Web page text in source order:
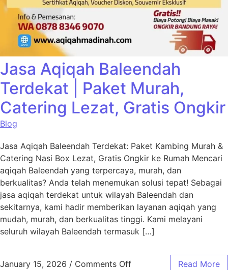
Jasa Aqiqah Baleendah
Terdekat | Paket Murah,
Catering Lezat, Gratis Ongkir
Blog
Jasa Aqiqah Baleendah Terdekat: Paket Kambing Murah &
Catering Nasi Box Lezat, Gratis Ongkir ke Rumah Mencari
aqiqah Baleendah yang terpercaya, murah, dan
berkualitas? Anda telah menemukan solusi tepat! Sebagai
jasa aqiqah terdekat untuk wilayah Baleendah dan
sekitarnya, kami hadir memberikan layanan aqiqah yang
mudah, murah, dan berkualitas tinggi. Kami melayani
seluruh wilayah Baleendah termasuk […]
January 15, 2026 / Comments Off Read More